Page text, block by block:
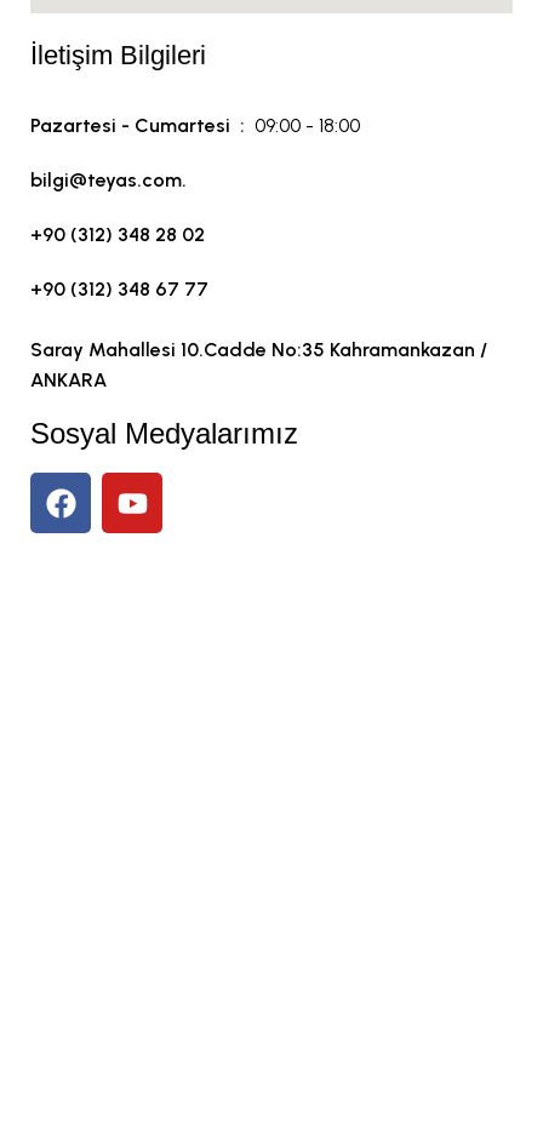
İletişim Bilgileri
Pazartesi - Cumartesi : 09:00 - 18:00
bilgi@teyas.com.
+90 (312) 348 28 02
+90 (312) 348 67 77
Saray Mahallesi 10.Cadde No:35 Kahramankazan /
ANKARA
Sosyal Medyalarımız